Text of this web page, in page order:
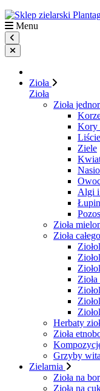
Menu
Zioła
Zioła
Zioła
Kory
Ziele
Algi i
Zioła
Zioła
Herbaty
Zioła
Grzyby
Zielarnia
Zioła na
Zioła na